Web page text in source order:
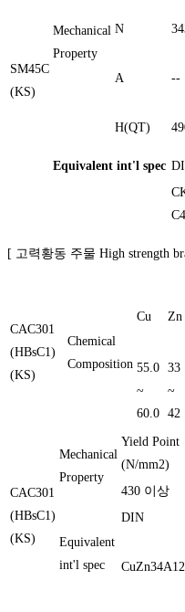
SM45C
(KS)
Mechanical
Property
N
A --
H(QT)
Equivalent int'l spec
[ 고력황동 주물 High strength
CAC301
(HBsC1)
(KS)
Chemical
Composition
Cu Zn
55.0
~
60.0
33
~
42
CAC301
(HBsC1)
(KS)
Mechanical
Property
Yield Point
(N/mm2)
430 이상
Equivalent
int'l spec
DIN
CuZn34A12